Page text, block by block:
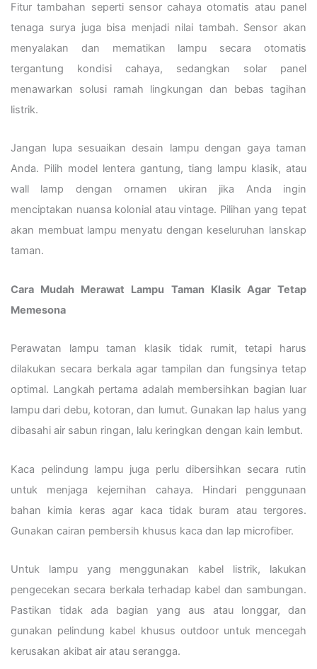
Fitur tambahan seperti sensor cahaya otomatis atau panel
tenaga surya juga bisa menjadi nilai tambah. Sensor akan
menyalakan dan mematikan lampu secara otomatis
tergantung kondisi cahaya, sedangkan solar panel
menawarkan solusi ramah lingkungan dan bebas tagihan
listrik.
Jangan lupa sesuaikan desain lampu dengan gaya taman
Anda. Pilih model lentera gantung, tiang lampu klasik, atau
wall lamp dengan ornamen ukiran jika Anda ingin
menciptakan nuansa kolonial atau vintage. Pilihan yang tepat
akan membuat lampu menyatu dengan keseluruhan lanskap
taman.
Cara Mudah Merawat Lampu Taman Klasik Agar Tetap
Memesona
Perawatan lampu taman klasik tidak rumit, tetapi harus
dilakukan secara berkala agar tampilan dan fungsinya tetap
optimal. Langkah pertama adalah membersihkan bagian luar
lampu dari debu, kotoran, dan lumut. Gunakan lap halus yang
dibasahi air sabun ringan, lalu keringkan dengan kain lembut.
Kaca pelindung lampu juga perlu dibersihkan secara rutin
untuk menjaga kejernihan cahaya. Hindari penggunaan
bahan kimia keras agar kaca tidak buram atau tergores.
Gunakan cairan pembersih khusus kaca dan lap microfiber.
Untuk lampu yang menggunakan kabel listrik, lakukan
pengecekan secara berkala terhadap kabel dan sambungan.
Pastikan tidak ada bagian yang aus atau longgar, dan
gunakan pelindung kabel khusus outdoor untuk mencegah
kerusakan akibat air atau serangga.